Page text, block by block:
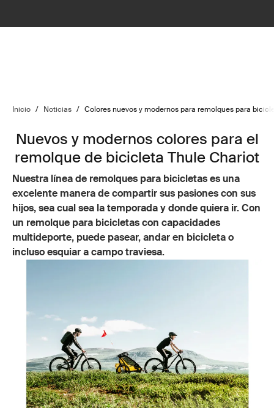
Inicio / Noticias / Colores nuevos y modernos para remolques para
Nuevos y modernos colores para el
remolque de bicicleta Thule Chariot
Nuestra línea de remolques para bicicletas es una
excelente manera de compartir sus pasiones con sus
hijos, sea cual sea la temporada y donde quiera ir. Con
un remolque para bicicletas con capacidades
multideporte, puede pasear, andar en bicicleta o
incluso esquiar a campo traviesa.